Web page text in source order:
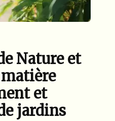
Nature et
et
jardins